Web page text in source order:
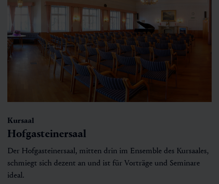
Kursaal
Hofgasteinersaal
Der Hofgasteinersaal, mitten drin im Ensemble des Kursaales,
schmiegt sich dezent an und ist für Vorträge und Seminare
ideal.